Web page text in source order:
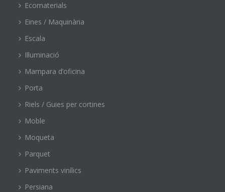
Ecomaterials
Eines / Maquinària
Escala
Il·luminació
Mampara d’oficina
Porta
Riels / Guies per cortines
Moble
Moqueta
Parquet
Paviments vinílics
Persiana